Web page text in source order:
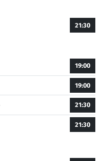
21:30
19:00
19:00
21:30
21:30